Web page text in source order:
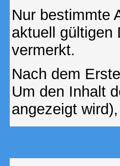
Nur bestimmte
aktuell gültigen
vermerkt.
Nach dem
Um den Inhalt
angezeigt